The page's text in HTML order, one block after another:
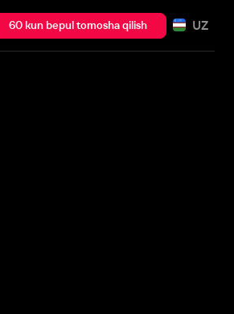
60 kun bepul tomosha qilish UZ